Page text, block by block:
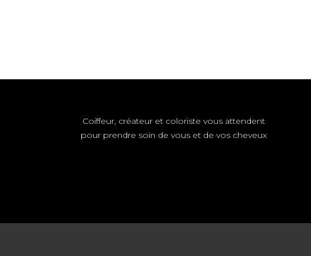
Coiffeur, créateur et coloriste vous attendent
pour prendre soin de vous et de vos cheveux